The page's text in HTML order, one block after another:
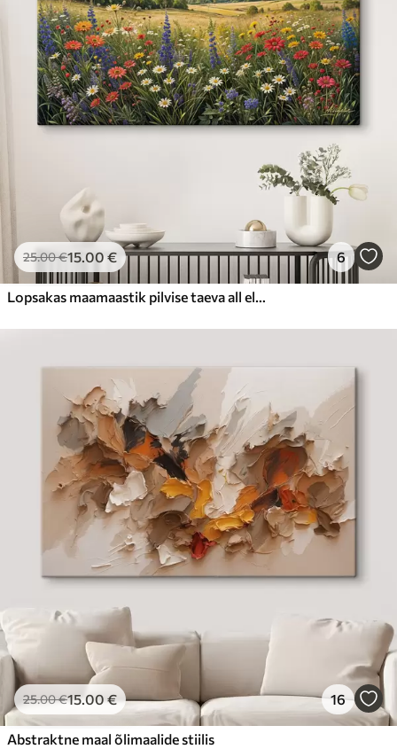
Hind Alates23.00€
25.00€15.00 € 6
Lopsakas maamaastik pilvise taeva all elava värviliste lilledega täidetud metslilleniiduga
25.00€15.00€ 16
Abstraktne maal õlimaalide stiilis